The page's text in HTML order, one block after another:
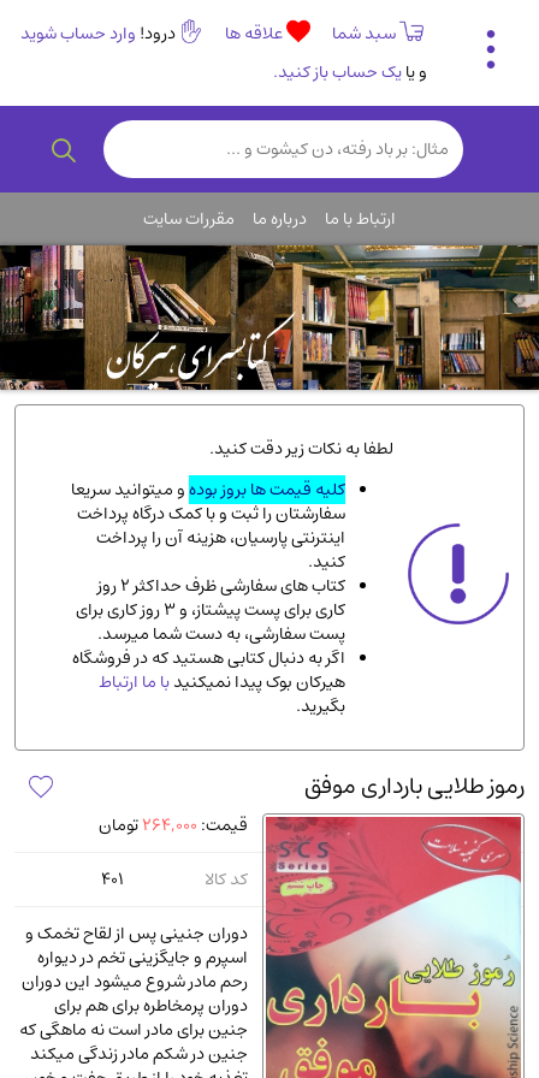
سبد شما علاقه ها درود! وارد حساب شوید
و یایک حساب باز کنید.
تاریخی و فرهنگی
(838)
رمان و داستان ایرانی(307)
روانشناسی(357)
انگلیسی و زبان خارجی(14)
کودکان و نوجوانان(76)
کتب نادر و کمیاب(19)
روانشناسی(112)
طب گیاهی و سنتی(45)
فلسفه و جامعه شناسی(151)
ادبیات و شعر
ادیان و مذاهب
دانشگاهی و آموزشی
اقتصادی، بازاریابی و مالی(57)
پزشکی(140)
کامپیوتر و نرم افزار(13)
ورزشی و تربیت بدنی
آشپزی و خوراکی
سرگرمی و بازی(7)
سیاسی
رمان و داستان خارجی(489)
حقوقی و قانون(47)
کتاب های مصور رنگی و گلاسه(23)
ارتباط با ما درباره ما مقررات سایت
لطفا به نکات زیر دقت کنید.
کلیه قیمت ها بروز بودهو میتوانید سریعا
سفارشتان را ثبت و با کمک درگاه پرداخت
اینترنتی پارسیان، هزینه آن را پرداخت
کنید.
کتاب های سفارشی ظرف حداکثر 2 روز
کاری برای پست پیشتاز، و 3 روز کاری برای
پست سفارشی، به دست شما میرسد.
اگر به دنبال کتابی هستید که در فروشگاه
هیرکان بوک پیدا نمیکنیدبا ما ارتباط
بگیرید.
رموز طلایی بارداری موفق
قیمت: 264,000تومان
کد کالا
401
دوران جنینی پس از لقاح تخمک و
اسپرم و جایگزینی تخم در دیواره
رحم مادر شروع میشود این دوران
دوران پرمخاطره برای هم برای
جنین برای مادر است نه ماهگی که
جنین در شکم مادر زندگی میکند